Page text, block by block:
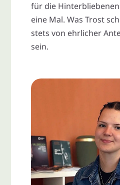
für die
eine Mal. Was Trost
stets von ehrlicher
sein.